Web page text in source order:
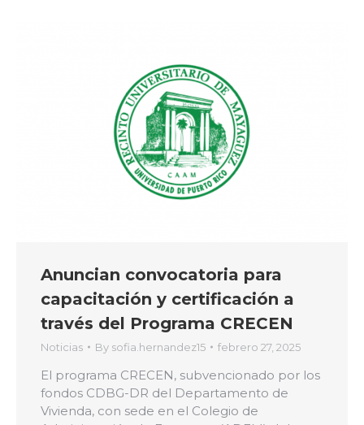
Anuncian convocatoria para
capacitación y certificación a
través del Programa CRECEN
Noticias By sofia.hernandez15 febrero 27, 2025
El programa CRECEN, subvencionado por los
fondos CDBG-DR del Departamento de
Vivienda, con sede en el Colegio de